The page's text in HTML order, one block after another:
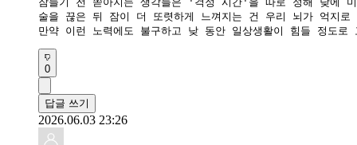
술을 끊은 뒤 잠이 더 또렷하게 느껴지는 건 우리 뇌가 억지
만약 이런 노력에도 불구하고 낮 동안 일상생활이 힘들 정도
0
답글 쓰기
2026.06.03 23:26